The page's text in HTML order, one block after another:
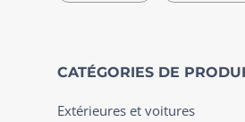
CATÉGORIES DE
Extérieures et voitures